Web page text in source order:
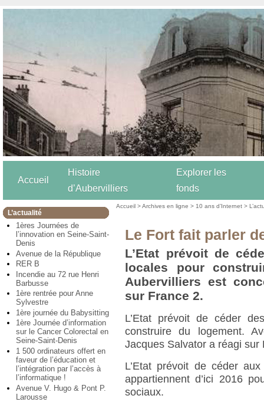
Accueil
Histoire
d’Aubervilliers
Explorer les
fonds
L’actualité
1ères Journées de
l’innovation en Seine-Saint-
Denis
Avenue de la République
RER B
Incendie au 72 rue Henri
Barbusse
1ère rentrée pour Anne
Sylvestre
1ère journée du Babysitting
1ère Journée d’information
sur le Cancer Colorectal en
Seine-Saint-Denis
1 500 ordinateurs offert en
faveur de l’éducation et
l’intégration par l’accès à
l’informatique !
Avenue V. Hugo & Pont P.
Larousse
Accueil >Archives en ligne > 10 ans d’Internet >
Le Fort fait parler
L’Etat prévoit de
locales pour
Aubervilliers est
sur France 2.
L’Etat prévoit de céder
construire du logement.
Jacques Salvator a réagi sur
L’Etat prévoit de céder
appartiennent d’ici 2016
sociaux.